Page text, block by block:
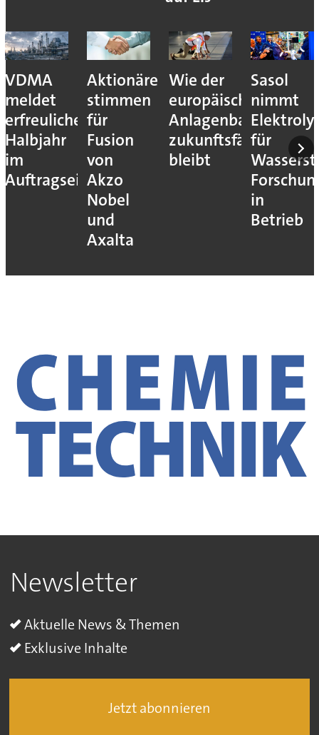
VDMA
meldet
erfreuliches
Halbjahr
im
Auftragseingang
Aktionäre
stimmen
für
Fusion
von
Akzo
Nobel
und
Axalta
Wie der
europäische
Anlagenbau
zukunftsfähig
bleibt
Sasol
nimmt
für
in
Betrieb
Newsletter
Aktuelle News & Themen
Exklusive Inhalte
Jetzt abonnieren